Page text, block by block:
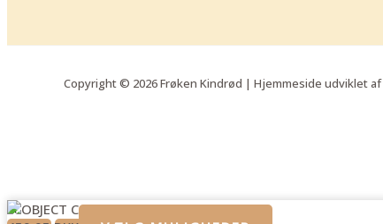
Copyright © 2026 Frøken Kindrød | Hjemmeside udviklet af
OBJECT Cally buks